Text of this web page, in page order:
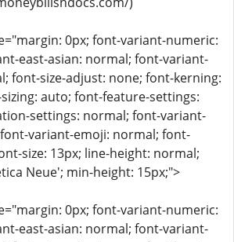
0px; font-variant-numeric:
east-asian: normal; font-variant-
font-size-adjust: none; font-kerning:
auto; font-feature-settings:
settings: normal; font-variant-
variant-emoji: normal; font-
size: 13px; line-height: normal;
Neue'; min-height: 15px;">
0px; font-variant-numeric:
east-asian: normal; font-variant-